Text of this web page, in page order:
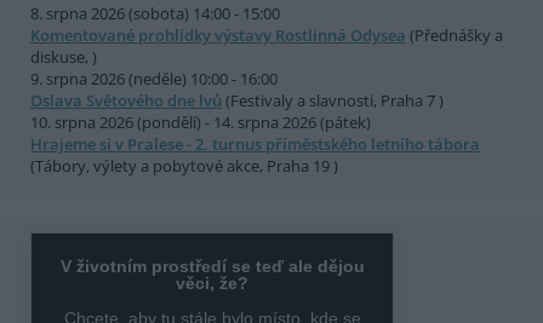
8. srpna 2026 (sobota) 14:00 - 15:00
Komentované prohlídky výstavy Rostlinná Odysea (Přednášky a
diskuse, )
9. srpna 2026 (neděle) 10:00 - 16:00
Oslava Světového dne lvů (Festivaly a slavnosti, Praha 7 )
10. srpna 2026 (pondělí) - 14. srpna 2026 (pátek)
Hrajeme si v Pralese - 2. turnus příměstského letního tábora
(Tábory, výlety a pobytové akce, Praha 19 )